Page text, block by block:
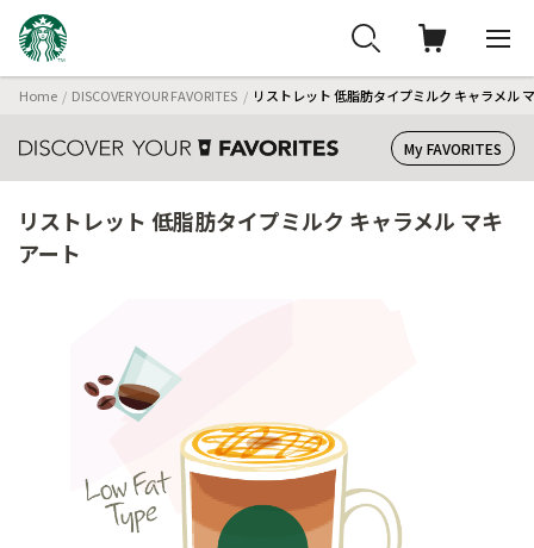
Home DISCOVER YOUR FAVORITES リストレット 低脂肪タイプミルク キャラメル
My FAVORITES
リストレット 低脂肪タイプミルク キャラメル マキ
アート